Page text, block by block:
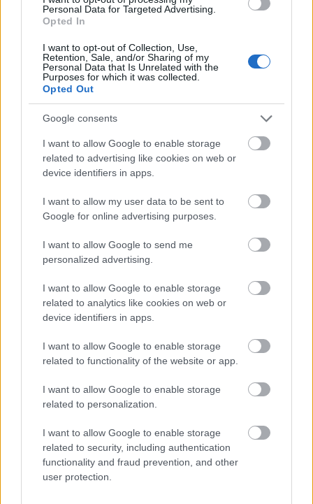
Personal Data for Targeted Advertising.
Opted In
I want to opt-out of Collection, Use,
Retention, Sale, and/or Sharing of my
Personal Data that Is Unrelated with the
Purposes for which it was collected.
Opted Out
Google consents
I want to allow Google to enable storage
related to advertising like cookies on web or
device identifiers in apps.
I want to allow my user data to be sent to
Google for online advertising purposes.
I want to allow Google to send me
personalized advertising.
I want to allow Google to enable storage
related to analytics like cookies on web or
device identifiers in apps.
I want to allow Google to enable storage
related to functionality of the website or app.
I want to allow Google to enable storage
related to personalization.
I want to allow Google to enable storage
related to security, including authentication
functionality and fraud prevention, and other
user protection.
pénteken) ismét szakosztályi gyűlést tartunk.
Időpont: 18:00 óra
HELYSZÍN: ...
Keller Rinaudo TED előadása
mobiltelefon alapú robotokról
richard_szabo• 2013. május 17.
Ez az előadás inkább egy rövid bemutató.
A fiatalember készített egy jó kis robotot, ami nem
Palackkiemelés automatából